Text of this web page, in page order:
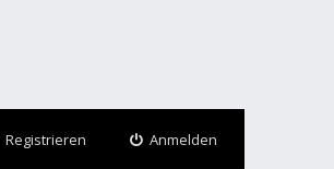
Anmelden
Registrieren